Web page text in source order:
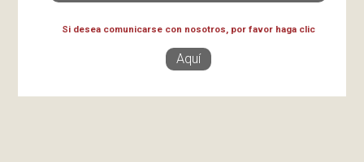
Si desea comunicarse con nosotros, por favor haga clic
Aquí